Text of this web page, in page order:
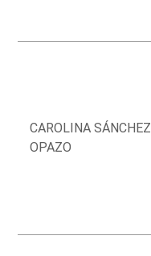
CAROLINA SÁNCHEZ
OPAZO